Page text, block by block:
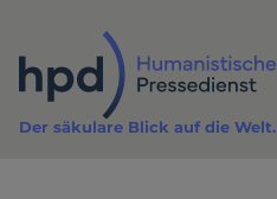
Inhalt
Der säkulare Blick auf die Welt.